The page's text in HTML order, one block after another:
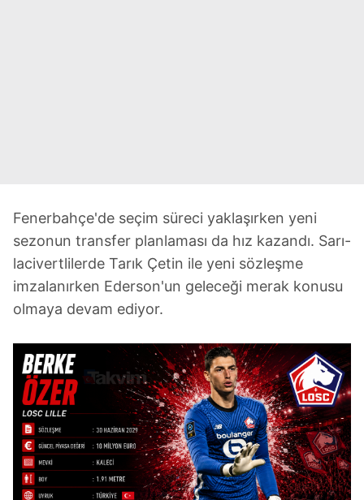
Fenerbahçe'de seçim süreci yaklaşırken yeni
sezonun transfer planlaması da hız kazandı. Sarı-
lacivertlilerde Tarık Çetin ile yeni sözleşme
imzalanırken Ederson'un geleceği merak konusu
olmaya devam ediyor.